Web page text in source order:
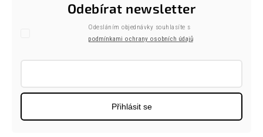
Odebírat newsletter
Odesláním objednávky souhlasíte s
podmínkami ochrany osobních údajů
Přihlásit se